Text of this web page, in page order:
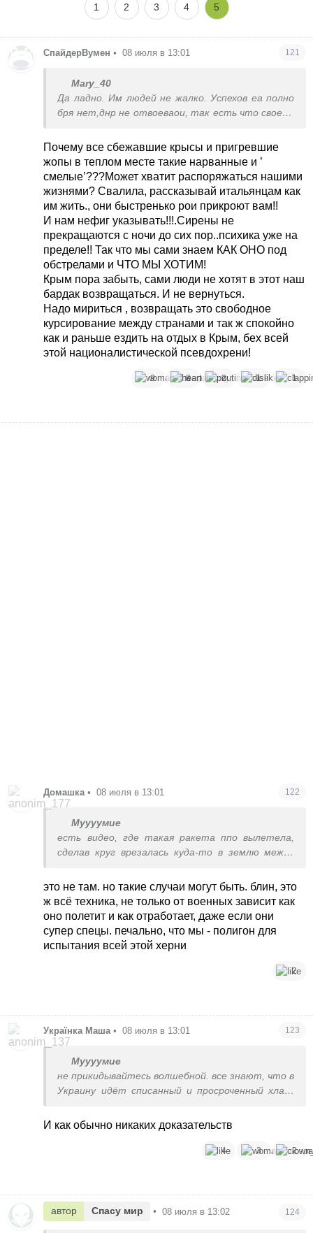
1 2 3 4 5
СпайдерВумен • 08 июля в 13:01 121
Mary_40
Да ладно. Им людей не жалко. Успехов еа полно
бря нет,днр не отвоеваои, так есть что своему
Ах да и Крым отжатый в ж и ничего они сделать
не могут вот и бьют
Почему все сбежавшие крысы и пригревшие
жопы в теплом месте такие нарванные и ’
смелые’???Может хватит распоряжаться нашими
жизнями? Свалила, рассказывай итальянцам как
им жить., они быстренько рои прикроют вам!!
И нам нефиг указывать!!!.Сирены не
прекращаются с ночи до сих пор..психика уже на
пределе!! Так что мы сами знаем КАК ОНО под
обстрелами и ЧТО МЫ ХОТИМ!
Крым пора забыть, сами люди не хотят в этот наш
бардак возвращаться. И не вернуться.
Надо мириться , возвращать это свободное
курсирование между странами и так ж спокойно
как и раньше ездить на отдых в Крым, бех всей
этой националистической псевдохрени!
9 8 2 1 1
Домашка • 08 июля в 13:01 122
Муууумие
есть видео, где такая ракета ппо вылетела,
сделав круг врезалась куда-то в землю между
подвал с людьми попала.
это не там. но такие случаи могут быть. блин, это
ж всё техника, не только от военных зависит как
оно полетит и как отработает, даже если они
супер спецы. печально, что мы - полигон для
испытания всей этой херни
2
Українка Маша • 08 июля в 13:01 123
Муууумие
не прикидывайтесь волшебной. все знают, что в
Украину идёт списанный и просроченный хлам.
И как обычно никаких доказательств
4 3 2
автор Спасу мир • 08 июля в 13:02 124